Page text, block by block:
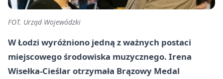
FOT. Urząd Wojewódzki
W Łodzi wyróżniono jedną z ważnych postaci
miejscowego środowiska muzycznego. Irena
Wisełka-Cieślar otrzymała Brązowy Medal